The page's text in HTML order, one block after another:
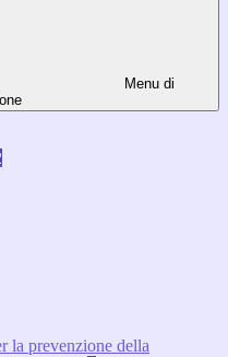
Menu di
la prevenzione della